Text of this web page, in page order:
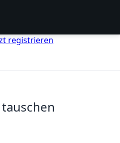
registrieren